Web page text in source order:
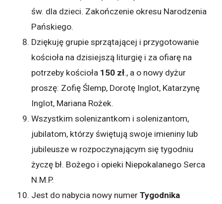
św. dla dzieci. Zakończenie okresu Narodzenia
Pańskiego.
Dziękuję grupie sprzątającej i przygotowanie
kościoła na dzisiejszą liturgię i za ofiarę na
potrzeby kościoła 150 zł., a o nowy dyżur
proszę: Zofię Ślemp, Dorotę Inglot, Katarzynę
Inglot, Mariana Rożek.
Wszystkim solenizantkom i solenizantom,
jubilatom, którzy świętują swoje imieniny lub
jubileusze w rozpoczynającym się tygodniu
życzę bł. Bożego i opieki Niepokalanego Serca
N.M.P.
Jest do nabycia nowy numerTygodnika